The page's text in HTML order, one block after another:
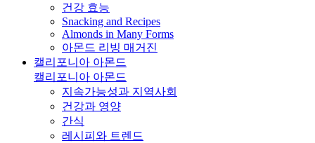
건강 효능
Snacking and Recipes
Almonds in Many Forms
아몬드 리빙 매거진
캘리포니아 아몬드
캘리포니아 아몬드
지속가능성과 지역사회
건강과 영양
간식
레시피와 트렌드